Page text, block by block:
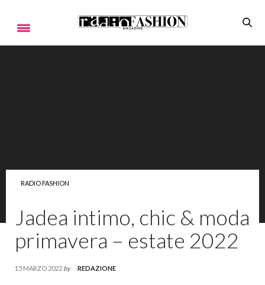
RADIO FASHION
Jadea intimo, chic & moda
primavera – estate 2022
15 MARZO 2022 by REDAZIONE